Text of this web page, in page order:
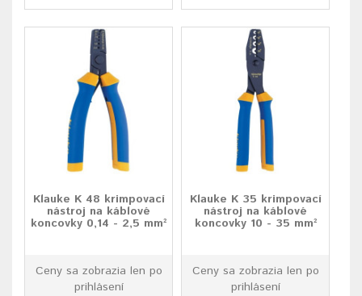
Klauke K 48 krimpovací
nástroj na káblové
koncovky 0,14 - 2,5 mm²
Ceny sa zobrazia len po
prihlásení
Klauke K 35 krimpovací
nástroj na káblové
koncovky 10 - 35 mm²
Ceny sa zobrazia len po
prihlásení